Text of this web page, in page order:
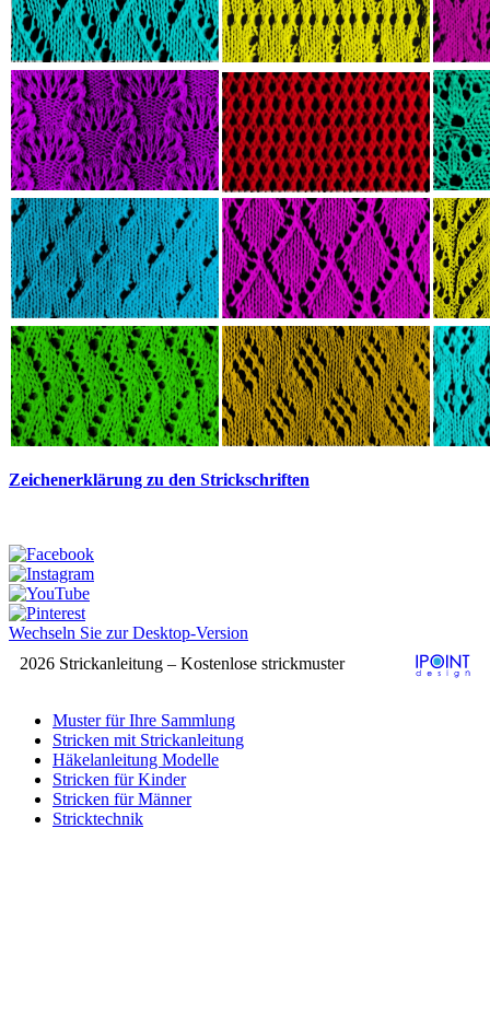
Zeichenerklärung zu den Strickschriften
Wechseln Sie zur Desktop-Version
2026 Strickanleitung – Kostenlose strickmuster
Muster für Ihre Sammlung
Stricken mit Strickanleitung
Häkelanleitung Modelle
Stricken für Kinder
Stricken für Männer
Stricktechnik